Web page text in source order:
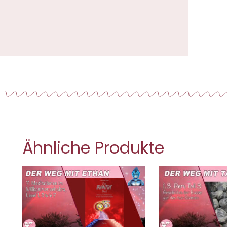
Ähnliche Produkte